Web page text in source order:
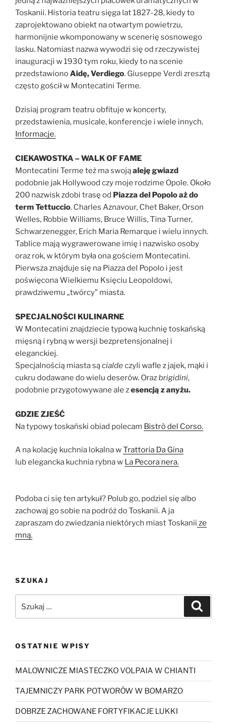
Toskanii. Historia teatru sięga lat 1827-28, kiedy to
zaprojektowano obiekt na otwartym powietrzu,
harmonijnie wkomponowany w scenerię sosnowego
lasku. Natomiast nazwa wywodzi się od rzeczywistej
inauguracji w 1930 tym roku, kiedy to na scenie
przedstawionoAidę, Verdiego. Giuseppe Verdi zresztą
często gościł w Montecatini Terme.
Dzisiaj program teatru obfituje w koncerty,
przedstawienia, musicale, konferencje i wiele innych.
Informacje.
CIEKAWOSTKA– WALK OF FAME
Montecatini Terme też ma swojąaleję gwiazd
podobnie jak Hollywood czy moje rodzime Opole. Około
200 nazwisk zdobi trasę od Piazza del Popolo aż do
term Tettuccio. Charles Aznavour, Chet Baker, Orson
Welles, Robbie Williams, Bruce Willis, Tina Turner,
Schwarzenegger, Erich Maria Remarque i wielu innych.
Tablice mają wygrawerowane imię i nazwisko osoby
oraz rok, w którym była ona gościem Montecatini.
Pierwsza znajduje się na Piazza del Popolo i jest
poświęcona Wielkiemu Księciu Leopoldowi,
prawdziwemu „twórcy” miasta.
SPECJALNOŚCI KULINARNE
W Montecatini znajdziecie typową kuchnię toskańską
mięsną i rybną w wersji bezpretensjonalnej i
eleganckiej.
Specjalnością miasta sącialdeczyli wafle z jajek, mąki i
cukru dodawane do wielu deserów. Orazbrigidini,
podobnie przygotowywane ale zesencją z anyżu.
GDZIE ZJEŚĆ
Na typowy toskański obiad polecam Bistrò del Corso.
A na kolację kuchnia lokalna wTrattoria Da Gina
lub elegancka kuchnia rybna w La Pecora nera.
Podoba ci się ten artykuł? Polub go, podziel się albo
zachowaj go sobie na podróż do Toskanii. A ja
zapraszam do zwiedzania niektórych miast Toskanii ze
mną.
SZUKAJ
OSTATNIE WPISY
MALOWNICZE MIASTECZKO VOLPAIA W CHIANTI
TAJEMNICZY PARK POTWORÓW W BOMARZO
DOBRZE ZACHOWANE FORTYFIKACJE LUKKI